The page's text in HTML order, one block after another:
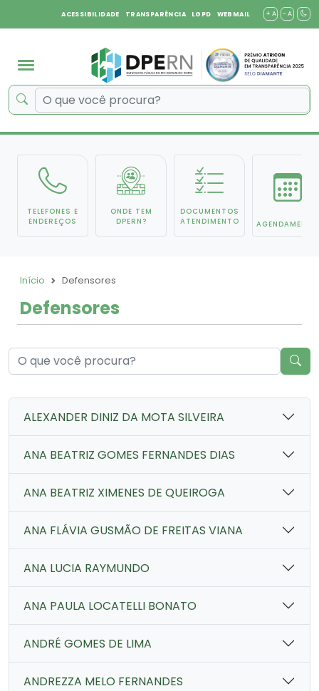
ACESSIBILIDADE TRANSPARÊNCIA LGPD WEBMAIL + A - A
TELEFONES E
ENDEREÇOS
ONDE TEM
DPERN?
DOCUMENTOS
ATENDIMENTO
AGENDAMENTO
Início Defensores
Defensores
ALEXANDER DINIZ DA MOTA SILVEIRA
ANA BEATRIZ GOMES FERNANDES DIAS
ANA BEATRIZ XIMENES DE QUEIROGA
ANA FLÁVIA GUSMÃO DE FREITAS VIANA
ANA LUCIA RAYMUNDO
ANA PAULA LOCATELLI BONATO
ANDRÉ GOMES DE LIMA
ANDREZZA MELO FERNANDES